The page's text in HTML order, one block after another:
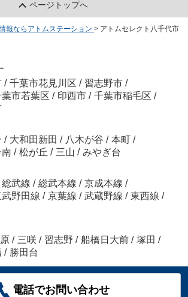
ページトップへ
報ならアトムステーション > アトムセレクト八千代市
/ 千葉市花見川区 / 習志野市 /
葉市若葉区 / 印西市 / 千葉市稲毛区 /
/ 大和田新田 / 八木が谷 / 本町 /
南 / 松が丘 / 三山 / みやぎ台
総武線 / 総武本線 / 京成本線 /
武野田線 / 京葉線 / 武蔵野線 / 東西線 /
/ 三咲 / 習志野 / 船橋日大前 / 塚田 /
/ 勝田台
電話でお問い合わせ